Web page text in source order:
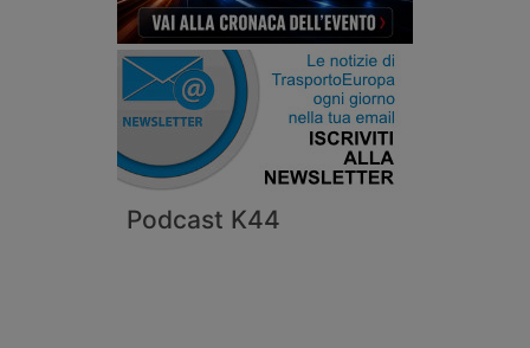
Podcast K44